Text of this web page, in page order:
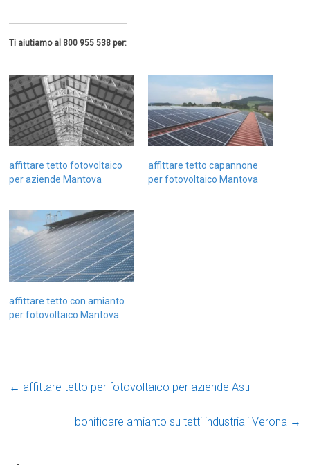
Ti aiutiamo al 800 955 538 per:
affittare tetto fotovoltaico
per aziende Mantova
affittare tetto capannone
per fotovoltaico Mantova
affittare tetto con amianto
per fotovoltaico Mantova
← affittare tetto per fotovoltaico per aziende Asti
bonificare amianto su tetti industriali Verona →